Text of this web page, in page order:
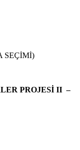
SEÇİMİ)
PROJESİ II –